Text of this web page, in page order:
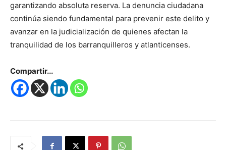
garantizando absoluta reserva. La denuncia ciudadana
continúa siendo fundamental para prevenir este delito y
avanzar en la judicialización de quienes afectan la
tranquilidad de los barranquilleros y atlanticenses.
Compartir...